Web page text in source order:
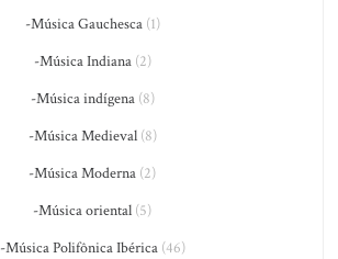
-Música Gauchesca(1)
-Música Indiana(2)
-Música indígena(8)
-Música Medieval(8)
-Música Moderna (2)
-Música oriental (5)
-Música Polifônica Ibérica(46)